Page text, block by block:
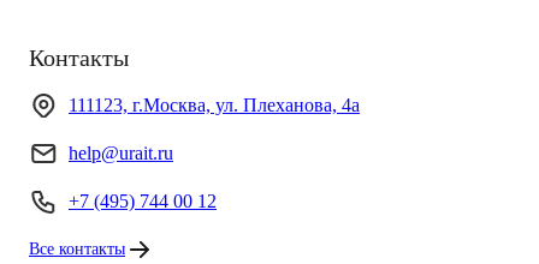
Контакты
111123, г.Москва, ул. Плеханова, 4а
help@urait.ru
+7 (495) 744 00 12
Все контакты